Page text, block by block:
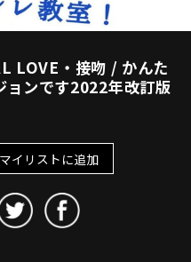
LOVE・接吻 / かんた
ョンです2022年改訂版
マイリストに追加